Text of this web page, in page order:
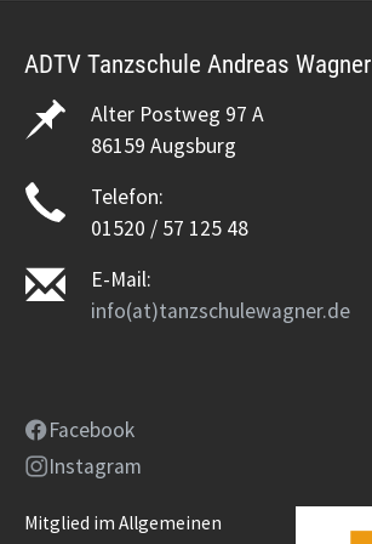
ADTV Tanzschule Andreas Wagner
Alter Postweg 97 A
86159 Augsburg
Telefon:
01520 / 57 125 48
E-Mail:
info(at)tanzschulewagner.de
Facebook
Instagram
Mitglied im Allgemeinen